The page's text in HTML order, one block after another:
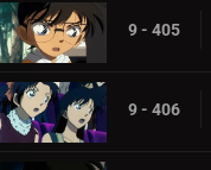
9 - 405
9 - 406